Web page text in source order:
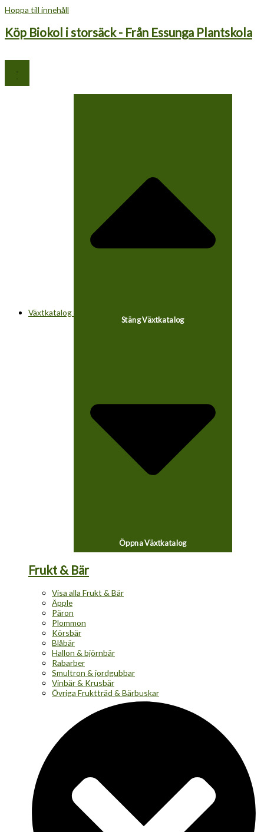
Hoppa till innehåll
Köp Biokol i storsäck - Från Essunga Plantskola
Växtkatalog
Stäng Växtkatalog
Öppna Växtkatalog
Frukt & Bär
Visa alla Frukt & Bär
Äpple
Päron
Plommon
Körsbär
Blåbär
Hallon & björnbär
Rabarber
Smultron & jordgubbar
Vinbär & Krusbär
Övriga Fruktträd & Bärbuskar